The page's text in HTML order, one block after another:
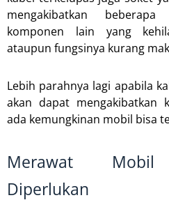
mengakibatkan
komponen lain yang
ataupun fungsinya kurang
Lebih parahnya lagi apabila
akan dapat mengakibatkan
ada kemungkinan mobil bisa
Merawat Mobil
Diperlukan